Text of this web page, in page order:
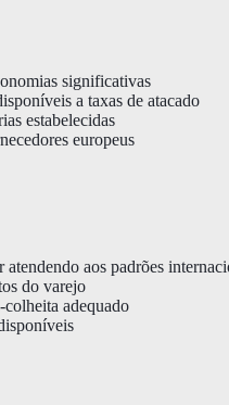
significativas
a taxas de atacado
estabelecidas
europeus
aos padrões
do varejo
adequado